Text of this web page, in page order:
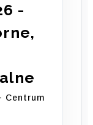
-
Centrum